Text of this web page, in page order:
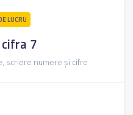
LUCRU
7
scriere numere și cifre